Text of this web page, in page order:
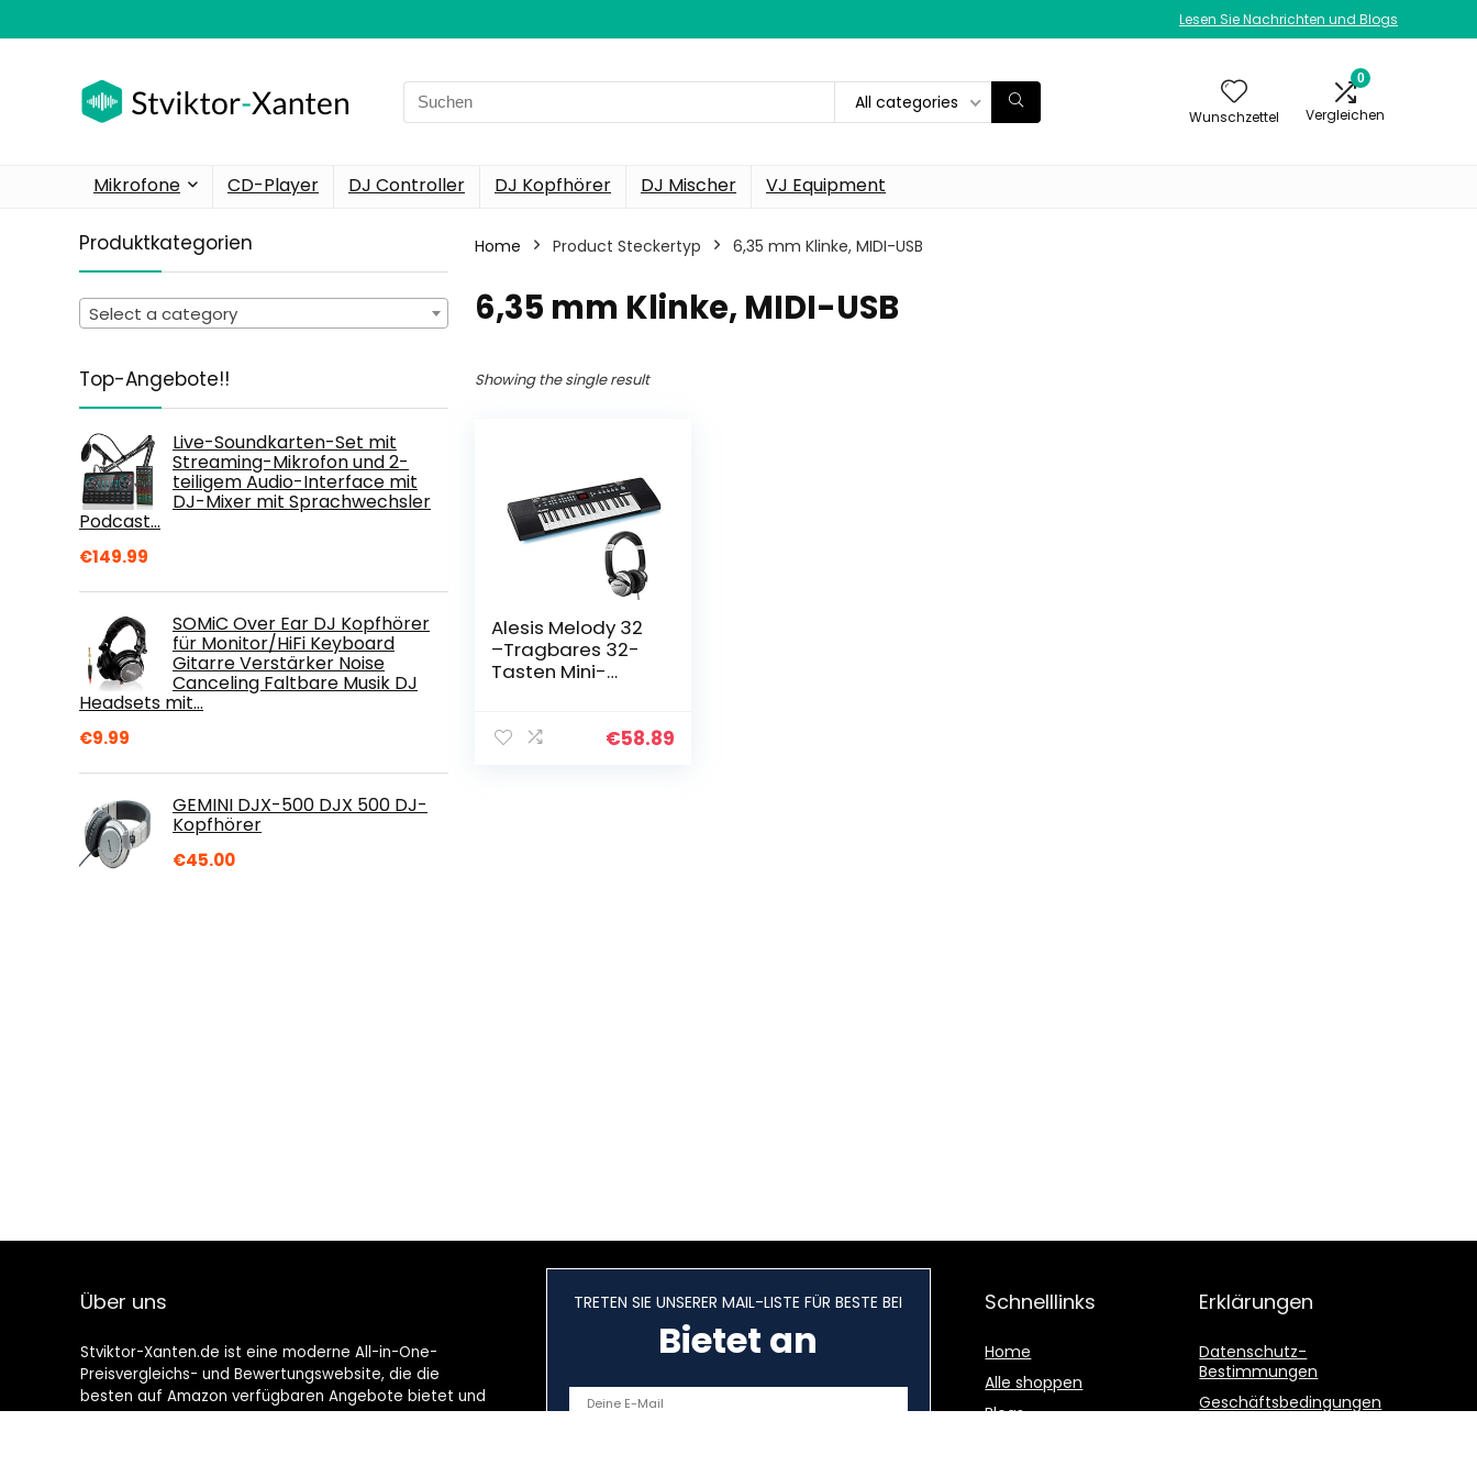
Lesen Sie Nachrichten und Blogs
Search
for:
All categories
Wunschzettel
0
Vergleichen
Mikrofone CD-Player DJ Controller DJ Kopfhörer DJ Mischer VJ Equipment
Produktkategorien
Select a category
Top-Angebote!!
Live-Soundkarten-Set mit
Streaming-Mikrofon und 2-
teiligem Audio-Interface mit
DJ-Mixer mit Sprachwechsler
Podcast…
€149.99
SOMiC Over Ear DJ Kopfhörer
für Monitor/HiFi Keyboard
Gitarre Verstärker Noise
Canceling Faltbare Musik DJ
Headsets mit…
€9.99
GEMINI DJX-500 DJX 500 DJ-
Kopfhörer
€45.00
Home Product Steckertyp ‎6,35 mm Klinke, MIDI-USB
‎6,35 mm Klinke, MIDI-USB
Showing the single result
Alesis Melody 32
–Tragbares 32-
Tasten Mini-
Lautsprechern,30
€58.89
Über uns
Stviktor-Xanten.de ist eine moderne All-in-One-
Preisvergleichs- und Bewertungswebsite, die die
besten auf Amazon verfügbaren Angebote bietet und
Sie durch die neuesten hinzugefügten Blogs auf dem
TRETEN SIE UNSERER MAIL-LISTE FÜR BESTE BEI
Bietet an
Schnelllinks
Home
Alle shoppen
Blogs
Erklärungen
Datenschutz-
Bestimmungen
Geschäftsbedingungen